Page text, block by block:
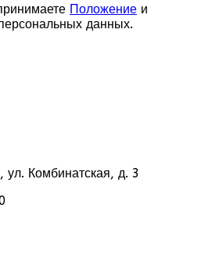
Положение и
данных.
, ул. Комбинатская, д. 3